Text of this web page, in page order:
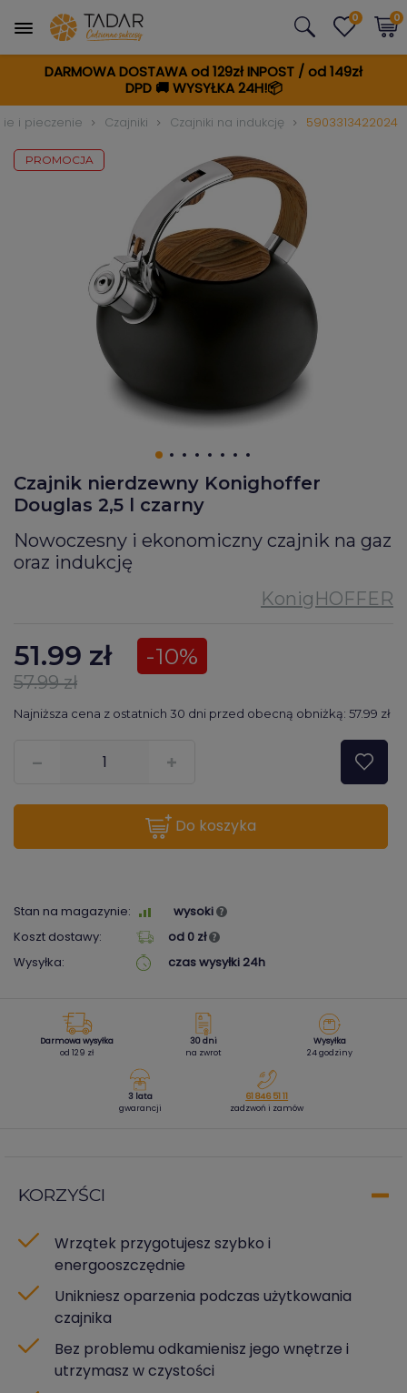
DARMOWA DOSTAWA od 129zł INPOST / od 149zł
DPD🚚WYSYŁKA 24H!📦
0 0
i pieczenie Czajniki Czajniki na indukcję 5903313422024
PROMOCJA
Czajnik nierdzewny Konighoffer
Douglas 2,5 l czarny
Nowoczesny i ekonomiczny czajnik na gaz
oraz indukcję
51.99 zł -10%
57.99 zł
Najniższa cena z ostatnich 30 dni przed obecną obniżką: 57.99 zł
do koszyka
Stan na magazynie:
wysoki
Koszt dostawy:
od 0 zł
Wysyłka:
czas wysyłki 24h
Darmowa wysyłka
od 129 zł
30 dni
na zwrot
Wysyłka
24 godziny
3 lata
gwarancji
61 846 51 11
zadzwoń i zamów
KORZYŚCI
Wrzątek przygotujesz szybko i
energooszczędnie
Unikniesz oparzenia podczas użytkowania
czajnika
Bez problemu odkamienisz jego wnętrze i
utrzymasz w czystości